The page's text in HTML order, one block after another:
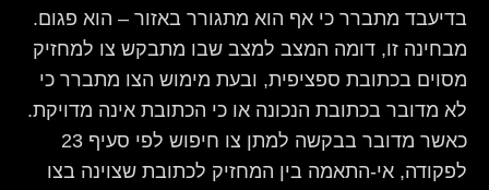
בדיעבד מתברר כי אף הוא מתגורר באזור – הוא פגום.
מבחינה זו, דומה המצב למצב שבו מתבקש צו למחזיק
מסוים בכתובת ספציפית, ובעת מימוש הצו מתברר כי
לא מדובר בכתובת הנכונה או כי הכתובת אינה מדויקת.
כאשר מדובר בבקשה למתן צו חיפוש לפי סעיף 23
לפקודה, אי-התאמה בין המחזיק לכתובת שצוינה בצו